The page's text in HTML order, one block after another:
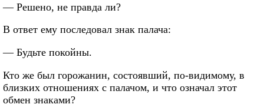
— Решено, не правда ли?
В ответ ему последовал знак палача:
— Будьте покойны.
Кто же был горожанин, состоявший, по-видимому, в
близких отношениях с палачом, и что означал этот
обмен знаками?